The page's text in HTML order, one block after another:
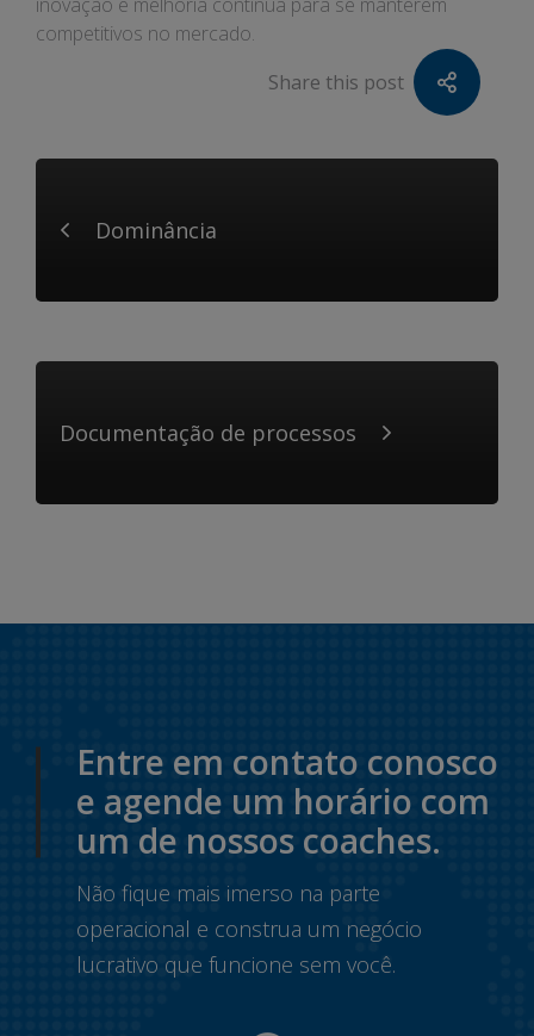
competitivos no mercado.
Share this post
Dominância
Documentação de processos
Entre em contato conosco
e agende um horário com
um de nossos coaches.
Não fique mais imerso na parte
operacional e construa um negócio
lucrativo que funcione sem você.